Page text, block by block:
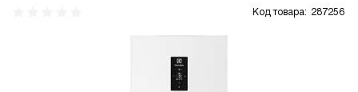
Код товара: 287256